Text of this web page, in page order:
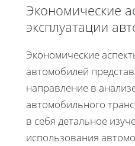
Экономические
эксплуатации
Экономические
автомобилей
направление в
автомобильного
в себя детальное
использования